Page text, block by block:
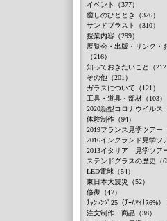
イベント（377）
癒しのひととき（326）
サンドブラスト（310）
授業内容（299）
展覧会・出版・リンク・
（216）
知っておきたいこと（212
その他（201）
ガラスについて（121）
工具・道具・部材（103）
2020新型コロナウイルス
体験制作（94）
2019フランス見学ツアー
2016イングランド見学ツ
2013イタリア 見学ツアー
ステンドグラスの歴史（
LED電球（54）
東日本大震災（52）
修復（47）
ﾁｬﾝﾚﾝｼﾞ25（ﾁｰﾑﾏｲﾅｽ6%）
注文制作・商品（38）